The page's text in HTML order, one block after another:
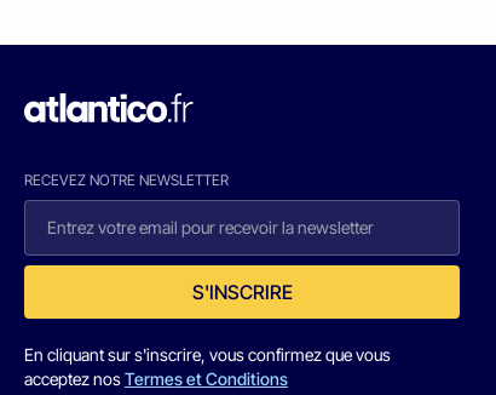
RECEVEZ NOTRE NEWSLETTER
S'INSCRIRE
En cliquant sur s'inscrire, vous confirmez que vous
acceptez nosTermes et Conditions